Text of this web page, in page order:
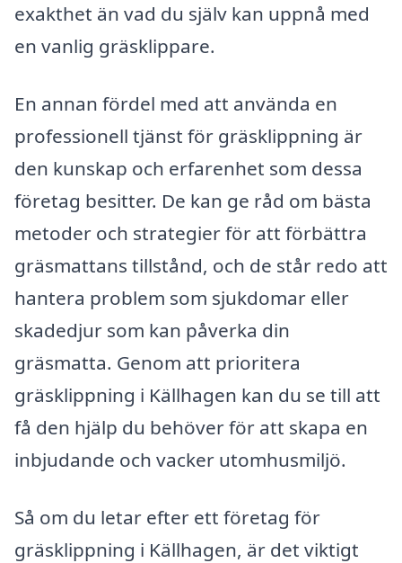
exakthet än vad du själv kan uppnå med
en vanlig gräsklippare.
En annan fördel med att använda en
professionell tjänst för gräsklippning är
den kunskap och erfarenhet som dessa
företag besitter. De kan ge råd om bästa
metoder och strategier för att förbättra
gräsmattans tillstånd, och de står redo att
hantera problem som sjukdomar eller
skadedjur som kan påverka din
gräsmatta. Genom att prioritera
gräsklippning i Källhagen kan du se till att
få den hjälp du behöver för att skapa en
inbjudande och vacker utomhusmiljö.
Så om du letar efter ett företag för
gräsklippning i Källhagen, är det viktigt